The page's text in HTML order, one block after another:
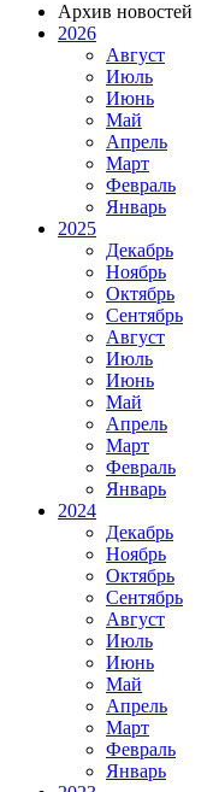
Архив новостей
2026
Август
Июль
Июнь
Май
Апрель
Март
Февраль
Январь
2025
Декабрь
Ноябрь
Октябрь
Сентябрь
Август
Июль
Июнь
Май
Апрель
Март
Февраль
Январь
2024
Декабрь
Ноябрь
Октябрь
Сентябрь
Август
Июль
Июнь
Май
Апрель
Март
Февраль
Январь